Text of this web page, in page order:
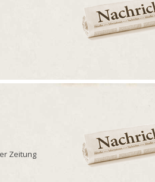
Zeitung